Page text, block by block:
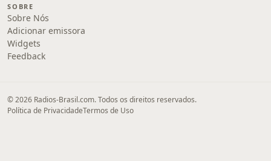
SOBRE
Sobre Nós
Adicionar emissora
Widgets
Feedback
© 2026 Radios-Brasil.com. Todos os direitos reservados.
Política de PrivacidadeTermos de Uso